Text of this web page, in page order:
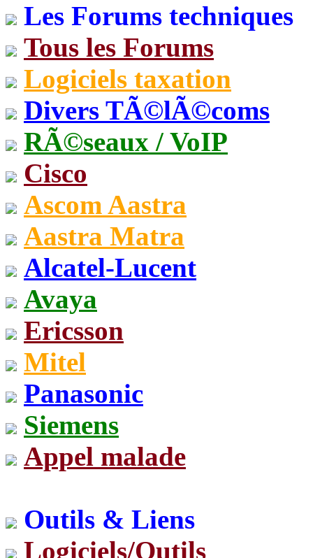
Les Forums techniques
Tous les Forums
Logiciels taxation
Divers TÃ©lÃ©coms
RÃ©seaux / VoIP
Cisco
Ascom Aastra
Aastra Matra
Alcatel-Lucent
Avaya
Ericsson
Mitel
Panasonic
Siemens
Appel malade
Outils & Liens
Logiciels/Outils